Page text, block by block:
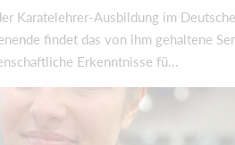
Karatelehrer-Ausbildung im
findet das von ihm gehaltene
Erkenntnisse fü...